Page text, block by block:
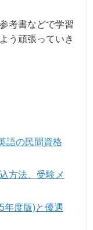
考書などで学習
う頑張っていき
語の民間資格
方法、受験メ
年度版)と優遇